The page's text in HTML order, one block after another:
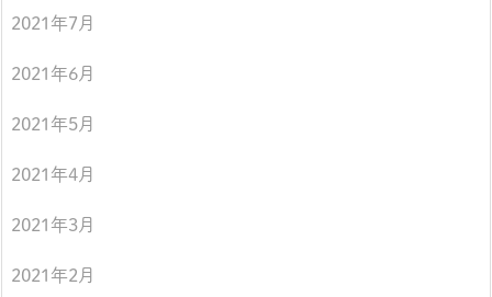
2021年7月
2021年6月
2021年5月
2021年4月
2021年3月
2021年2月